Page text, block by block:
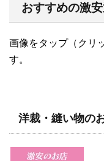
おすすめの激
画像をタップ（クリ
す。
洋裁・縫い物の